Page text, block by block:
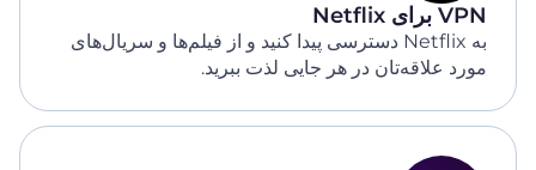
VPN برای Netflix
به Netflix دسترسی پیدا کنید و از فیلم‌ها و سریال‌های
مورد علاقه‌تان در هر جایی لذت ببرید.